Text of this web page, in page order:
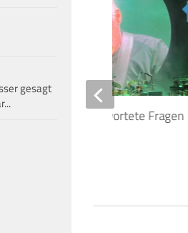
David Gilmour beantwortete Fragen
gesagt